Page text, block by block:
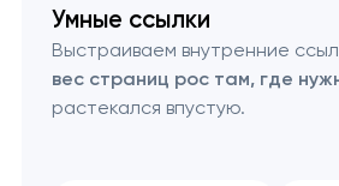
Умные ссылки
Выстраиваем внутренние
вес страниц рос там, где
растекался впустую.